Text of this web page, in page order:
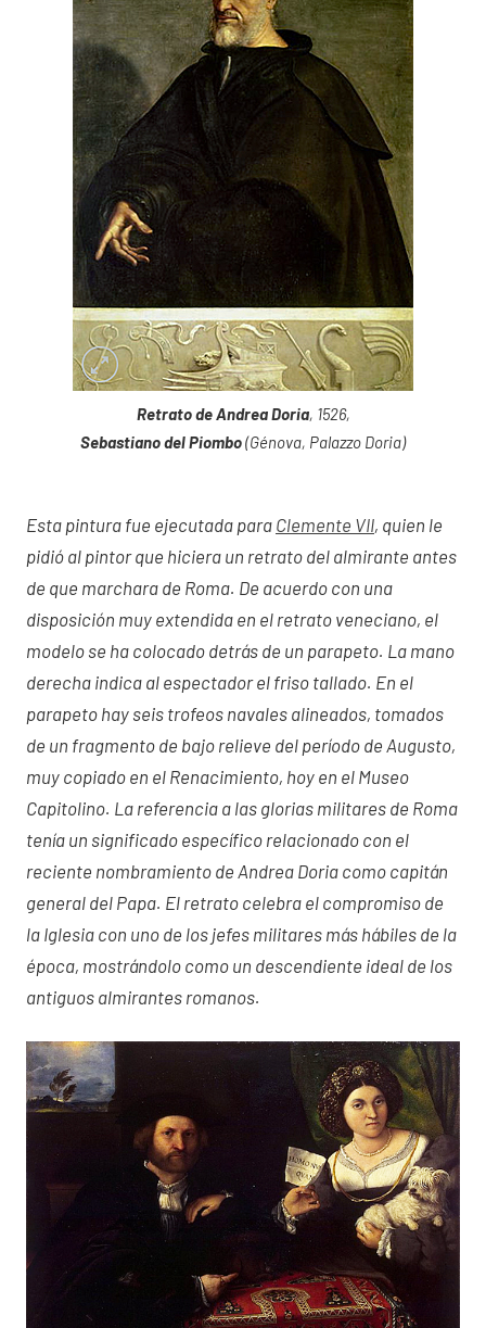
Retrato de Andrea Doria, 1526,
Sebastiano del Piombo(Génova, Palazzo Doria)
Esta pintura fue ejecutada para Clemente VII, quien le
pidió al pintor que hiciera un retrato del almirante antes
de que marchara de Roma. De acuerdo con una
disposición muy extendida en el retrato veneciano, el
modelo se ha colocado detrás de un parapeto. La mano
derecha indica al espectador el friso tallado. En el
parapeto hay seis trofeos navales alineados, tomados
de un fragmento de bajo relieve del período de Augusto,
muy copiado en el Renacimiento, hoy en el Museo
Capitolino. La referencia a las glorias militares de Roma
tenía un significado específico relacionado con el
reciente nombramiento de Andrea Doria como capitán
general del Papa. El retrato celebra el compromiso de
la Iglesia con uno de los jefes militares más hábiles de la
época, mostrándolo como un descendiente ideal de los
antiguos almirantes romanos.